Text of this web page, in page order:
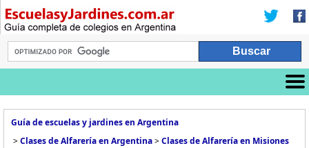
Guía de escuelas y jardines en Argentina
>Clases de Alfarería en Argentina>Clases de Alfarería en Misiones